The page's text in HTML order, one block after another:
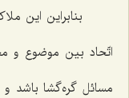
بنابراین این
اتّحاد بین موضوع و
مسائل گره‌گشا باشد